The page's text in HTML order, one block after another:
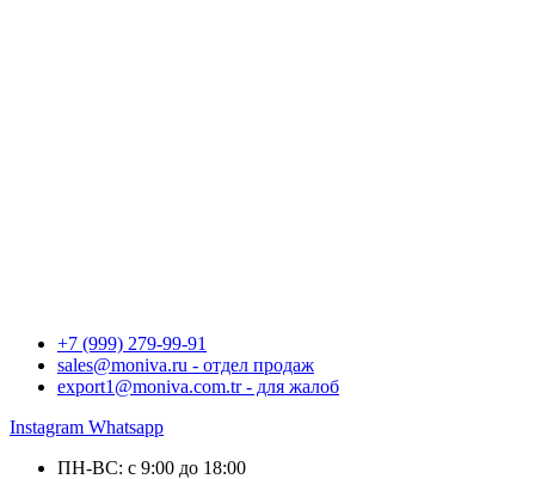
+7 (999) 279-99-91
sales@moniva.ru - отдел продаж
export1@moniva.com.tr - для жалоб
Instagram Whatsapp
ПН-ВС: с 9:00 до 18:00